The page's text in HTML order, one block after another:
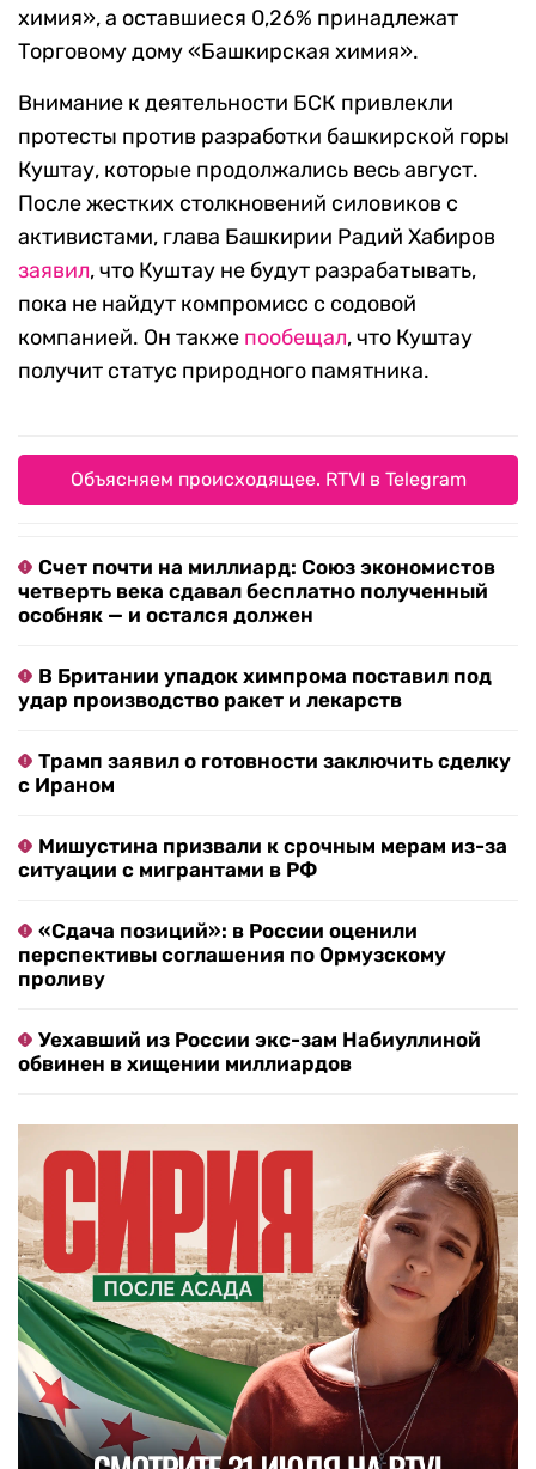
химия», а оставшиеся 0,26% принадлежат
Торговому дому «Башкирская химия».
Внимание к деятельности БСК привлекли
протесты против разработки башкирской горы
Куштау, которые продолжались весь август.
После жестких столкновений силовиков с
активистами, глава Башкирии Радий Хабиров
заявил, что Куштау не будут разрабатывать,
пока не найдут компромисс с содовой
компанией. Он также пообещал, что Куштау
получит статус природного памятника.
Объясняем происходящее. RTVI в Telegram
Счет почти на миллиард: Союз экономистов
четверть века сдавал бесплатно полученный
особняк — и остался должен
В Британии упадок химпрома поставил под
удар производство ракет и лекарств
Трамп заявил о готовности заключить сделку
с Ираном
Мишустина призвали к срочным мерам из-за
ситуации с мигрантами в РФ
«Сдача позиций»: в России оценили
перспективы соглашения по Ормузскому
проливу
Уехавший из России экс-зам Набиуллиной
обвинен в хищении миллиардов